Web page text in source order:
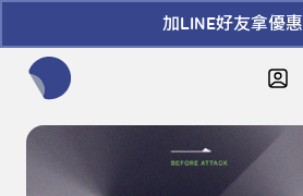
加LINE好友拿優惠